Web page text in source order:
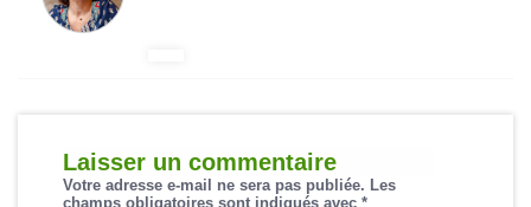
Laisser un commentaire
Votre adresse e-mail ne sera pas publiée. Les
champs obligatoires sont indiqués avec *